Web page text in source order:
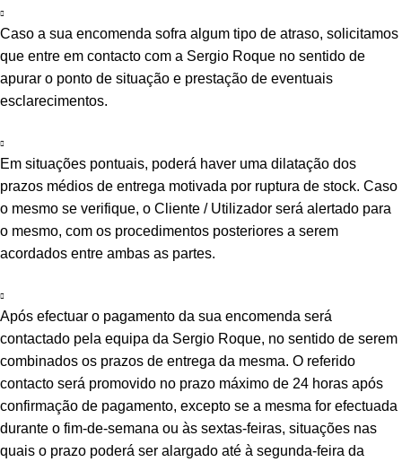
Caso a sua encomenda sofra algum tipo de atraso, solicitamos
que entre em contacto com a Sergio Roque no sentido de
apurar o ponto de situação e prestação de eventuais
esclarecimentos.
Em situações pontuais, poderá haver uma dilatação dos
prazos médios de entrega motivada por ruptura de stock. Caso
o mesmo se verifique, o Cliente / Utilizador será alertado para
o mesmo, com os procedimentos posteriores a serem
acordados entre ambas as partes.
Após efectuar o pagamento da sua encomenda será
contactado pela equipa da Sergio Roque, no sentido de serem
combinados os prazos de entrega da mesma. O referido
contacto será promovido no prazo máximo de 24 horas após
confirmação de pagamento, excepto se a mesma for efectuada
durante o fim-de-semana ou às sextas-feiras, situações nas
quais o prazo poderá ser alargado até à segunda-feira da